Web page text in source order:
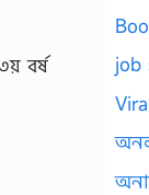
বর্ষ
job